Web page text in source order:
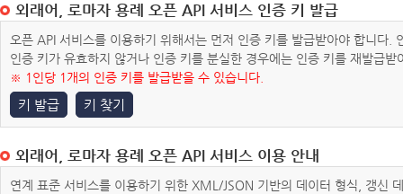
외래어, 로마자 용례 오픈 API 서비스 인증 키 발급
오픈 API 서비스를 이용하기 위해서는 먼저 인증 키를 발급받아야 합니다
인증 키가 유효하지 않거나 인증 키를 분실한 경우에는 인증 키를 재발급받
※ 1인당 1개의 인증 키를 발급받을 수 있습니다.
키 발급 키 찾기
외래어, 로마자 용례 오픈 API 서비스 이용 안내
연계 표준 서비스를 이용하기 위한 XML/JSON 기반의 데이터 형식, 갱신